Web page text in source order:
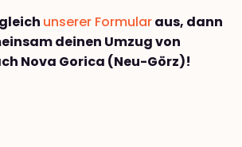
unserer Formularaus, dann
deinen Umzug von
Nova Gorica (Neu-Görz)!